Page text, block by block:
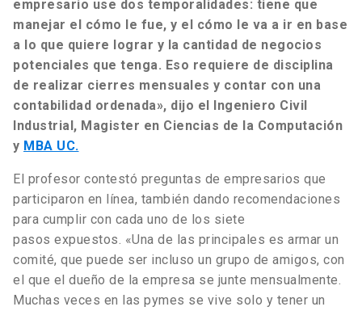
empresario use dos temporalidades: tiene que
manejar el cómo le fue, y el cómo le va a ir en base
a lo que quiere lograr y la cantidad de negocios
potenciales que tenga. Eso requiere de disciplina
de realizar cierres mensuales y contar con una
contabilidad ordenada», dijo el Ingeniero Civil
Industrial, Magister en Ciencias de la Computación
y MBA UC.
El profesor contestó preguntas de empresarios que
participaron en línea, también dando recomendaciones
para cumplir con cada uno de los siete
pasos expuestos. «Una de las principales es armar un
comité, que puede ser incluso un grupo de amigos, con
el que el dueño de la empresa se junte mensualmente.
Muchas veces en las pymes se vive solo y tener un